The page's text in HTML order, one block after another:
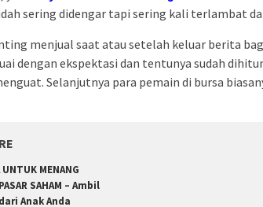
sering didengar tapi sering kali terlambat
menjual saat atau setelah keluar berita
dengan ekspektasi dan tentunya sudah
Selanjutnya para pemain di bursa
UNTUK MENANG
SAHAM – Ambil
Anak Anda